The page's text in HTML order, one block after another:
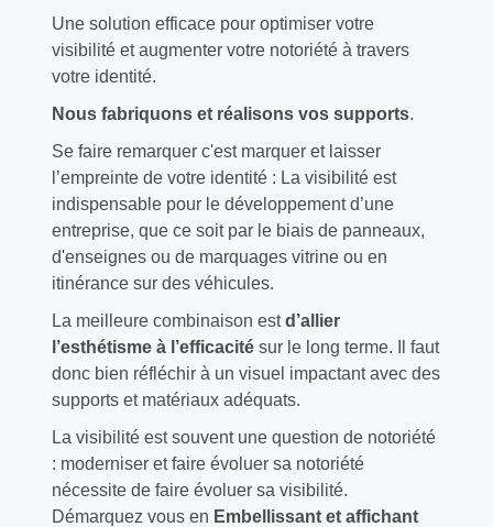
Une solution efficace pour optimiser votre
visibilité et augmenter votre notoriété à travers
votre identité.
Nous fabriquons et réalisons vos supports.
Se faire remarquer c'est marquer et laisser
l’empreinte de votre identité : La visibilité est
indispensable pour le développement d’une
entreprise, que ce soit par le biais de panneaux,
d'enseignes ou de marquages vitrine ou en
itinérance sur des véhicules.
La meilleure combinaison estd’allier
l’esthétisme à l’efficacité sur le long terme. Il faut
donc bien réfléchir à un visuel impactant avec des
supports et matériaux adéquats.
La visibilité est souvent une question de notoriété
: moderniser et faire évoluer sa notoriété
nécessite de faire évoluer sa visibilité.
Démarquez vous en Embellissant et affichant